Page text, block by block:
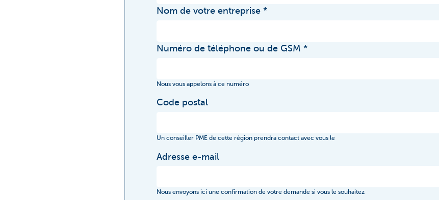
Nom de votre entreprise
Numéro de téléphone ou de GSM
Nous vous appelons à ce numéro
Code postal
Un conseiller PME de cette région prendra contact avec vous le
Adresse e-mail
Nous envoyons ici une confirmation de votre demande si vous le souhaitez